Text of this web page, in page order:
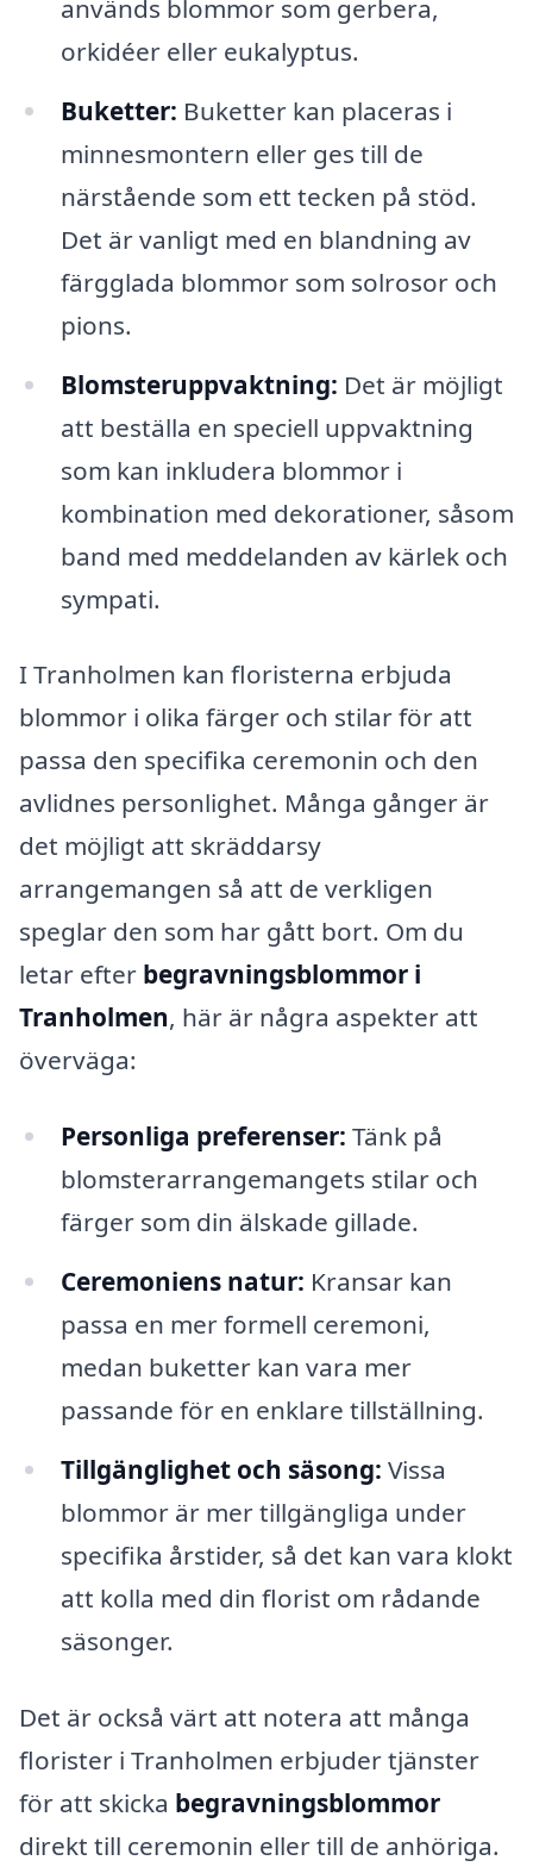
används blommor som gerbera,
orkidéer eller eukalyptus.
Buketter: Buketter kan placeras i
minnesmontern eller ges till de
närstående som ett tecken på stöd.
Det är vanligt med en blandning av
färgglada blommor som solrosor och
pions.
Blomsteruppvaktning: Det är möjligt
att beställa en speciell uppvaktning
som kan inkludera blommor i
kombination med dekorationer, såsom
band med meddelanden av kärlek och
sympati.
I Tranholmen kan floristerna erbjuda
blommor i olika färger och stilar för att
passa den specifika ceremonin och den
avlidnes personlighet. Många gånger är
det möjligt att skräddarsy
arrangemangen så att de verkligen
speglar den som har gått bort. Om du
letar efter begravningsblommor i
Tranholmen, här är några aspekter att
överväga:
Personliga preferenser: Tänk på
blomsterarrangemangets stilar och
färger som din älskade gillade.
Ceremoniens natur: Kransar kan
passa en mer formell ceremoni,
medan buketter kan vara mer
passande för en enklare tillställning.
Tillgänglighet och säsong: Vissa
blommor är mer tillgängliga under
specifika årstider, så det kan vara klokt
att kolla med din florist om rådande
säsonger.
Det är också värt att notera att många
florister i Tranholmen erbjuder tjänster
för att skicka begravningsblommor
direkt till ceremonin eller till de anhöriga.